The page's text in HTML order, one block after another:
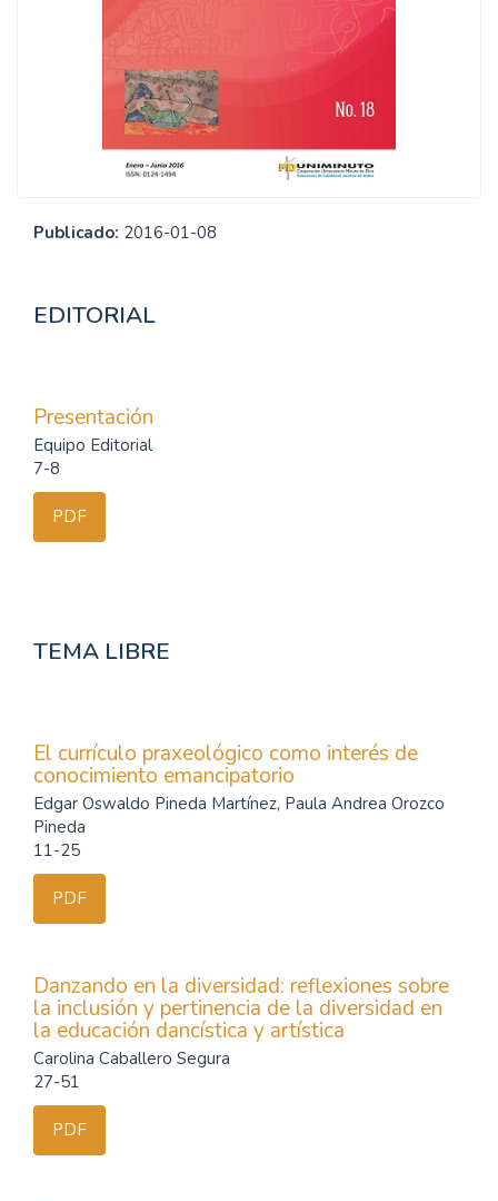
Publicado: 2016-01-08
EDITORIAL
Presentación
Equipo Editorial
7-8
PDF
TEMA LIBRE
El currículo praxeológico como interés de
conocimiento emancipatorio
Edgar Oswaldo Pineda Martínez, Paula Andrea Orozco
Pineda
11-25
PDF
Danzando en la diversidad: reflexiones sobre
la inclusión y pertinencia de la diversidad en
la educación dancística y artística
Carolina Caballero Segura
27-51
PDF